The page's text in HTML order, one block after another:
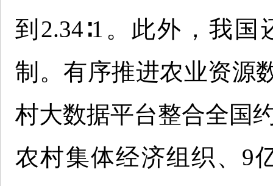
到2.34∶1。此外，我
制。有序推进农业资源
村大数据平台整合全国
农村集体经济组织、9